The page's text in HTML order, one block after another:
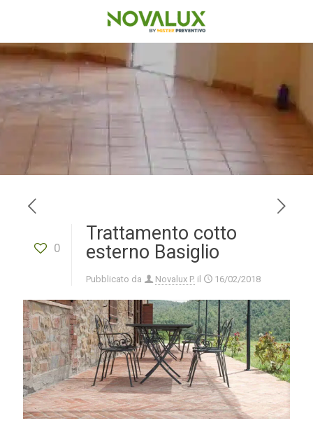
0
Trattamento cotto
esterno Basiglio
Pubblicato da Novalux P. il 16/02/2018